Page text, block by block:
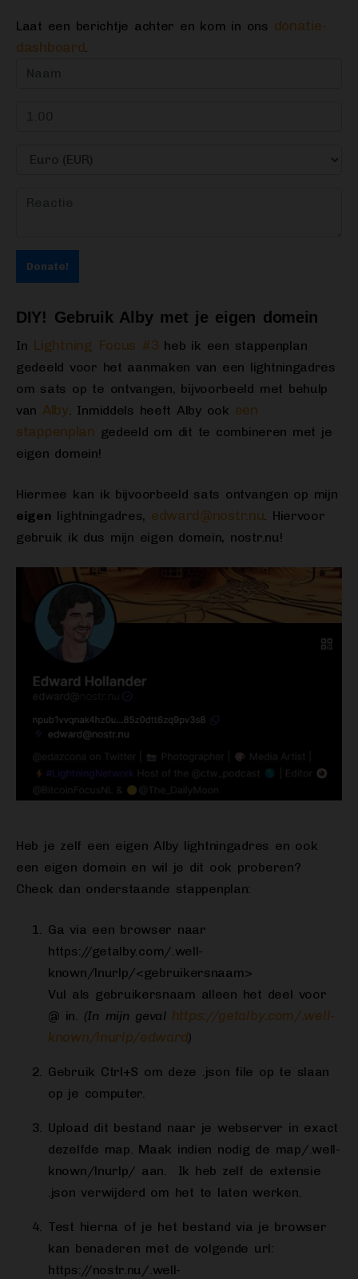
Laat een berichtje achter en kom in ons donatie-
dashboard.
Donate!
DIY! Gebruik Alby met je eigen domein
In Lightning Focus #3heb ik een stappenplan
gedeeld voor het aanmaken van een lightningadres
om sats op te ontvangen, bijvoorbeeld met behulp
van Alby. Inmiddels heeft Alby ook een
stappenplan gedeeld om dit te combineren met je
eigen domein!
Hiermee kan ik bijvoorbeeld sats ontvangen op mijn
eigen lightningadres, edward@nostr.nu. Hiervoor
gebruik ik dus mijn eigen domein, nostr.nu!
Heb je zelf een eigen Alby lightningadres en ook
een eigen domein en wil je dit ook proberen?
Check dan onderstaande stappenplan:
Ga via een browser naar
https://getalby.com/.well-
known/lnurlp/<gebruikersnaam>
Vul als gebruikersnaam alleen het deel voor
@ in. (In mijn geval https://getalby.com/.well-
known/lnurlp/edward)
Gebruik Ctrl+S om deze .json file op te slaan
op je computer.
Upload dit bestand naar je webserver in exact
dezelfde map. Maak indien nodig de map/.well-
known/lnurlp/ aan. Ik heb zelf de extensie
.json verwijderd om het te laten werken.
Test hierna of je het bestand via je browser
kan benaderen met de volgende url:
https://nostr.nu/.well-